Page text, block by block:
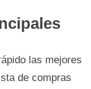
las mejores
de compras